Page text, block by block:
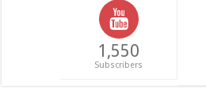
1,550
Subscribers